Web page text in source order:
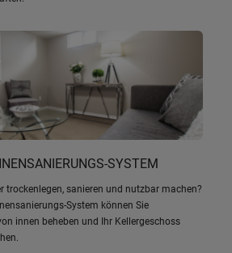
SYSTEM
trockenlegen, sanieren und nutzbar machen?
System können Sie
innen beheben und Ihr Kellergeschoss